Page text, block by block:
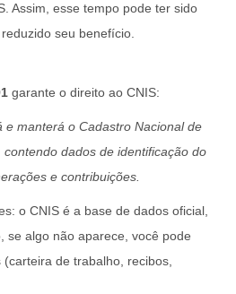
Assim, esse tempo pode ter sido
seu benefício.
garante o direito ao CNIS:
e manterá o Cadastro Nacional de
dados de identificação do
e contribuições.
o CNIS é a base de dados oficial,
se algo não aparece, você pode
de trabalho, recibos,